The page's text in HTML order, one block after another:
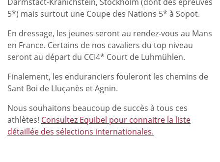
5*) mais surtout une Coupe des Nations 5* à Sopot.
En dressage, les jeunes seront au rendez-vous au Mans
en France. Certains de nos cavaliers du top niveau
seront au départ du CCI4* Court de Luhmühlen.
Finalement, les enduranciers fouleront les chemins de
Sant Boi de Lluçanès et Agnin.
Nous souhaitons beaucoup de succès à tous ces
athlètes! Consultez Equibel pour connaitre la liste
détaillée des sélections internationales.